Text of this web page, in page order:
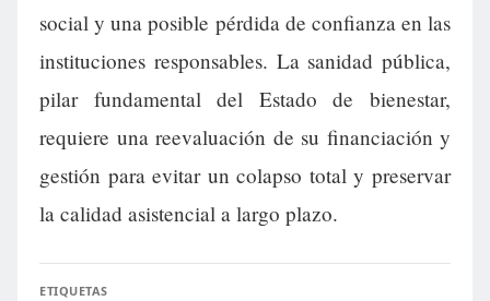
social y una posible pérdida de confianza en las
instituciones responsables. La sanidad pública,
pilar fundamental del Estado de bienestar,
requiere una reevaluación de su financiación y
gestión para evitar un colapso total y preservar
la calidad asistencial a largo plazo.
ETIQUETAS